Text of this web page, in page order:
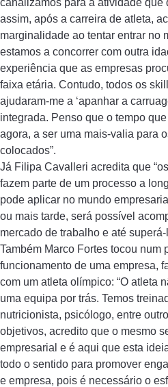
canalizamos para a atividade que
assim, após a carreira de atleta,
marginalidade ao tentar entrar no
estamos a concorrer com outra
experiência que as empresas
faixa etária. Contudo, todos os
ajudaram-me a ‘apanhar a
integrada. Penso que o tempo
agora, a ser uma mais-valia para
colocados”.
Já Filipa Cavalleri acredita que
fazem parte de um processo a
pode aplicar no mundo
ou mais tarde, será possível
mercado de trabalho e até superá-
Também Marco Fortes tocou num
funcionamento de uma empresa,
com um atleta olímpico: “O atleta
uma equipa por trás. Temos
nutricionista, psicólogo, entre
objetivos, acredito que o mesmo
empresarial e é aqui que esta
todo o sentido para promover
e empresa, pois é necessário o